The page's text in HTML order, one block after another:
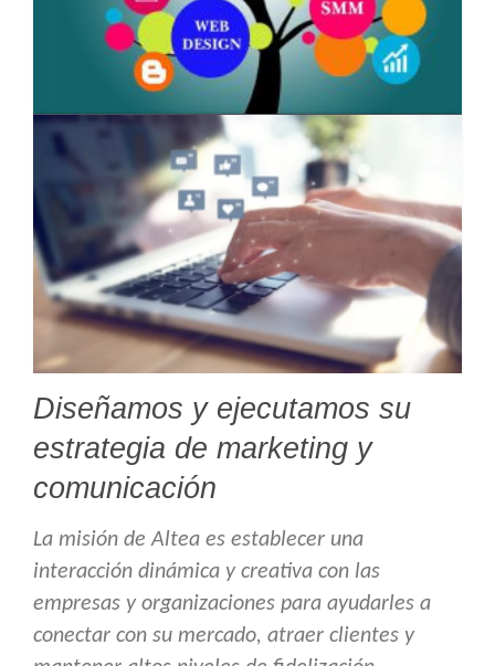
Diseñamos y ejecutamos su
estrategia de marketing y
comunicación
La misión de Altea es establecer una
interacción dinámica y creativa con las
empresas y organizaciones para ayudarles a
conectar con su mercado, atraer clientes y